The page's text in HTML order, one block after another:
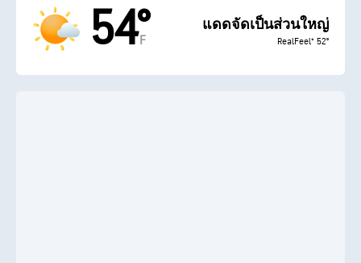
54°
F
แดดจัดเป็นส่วนใหญ่
RealFeel® 52°